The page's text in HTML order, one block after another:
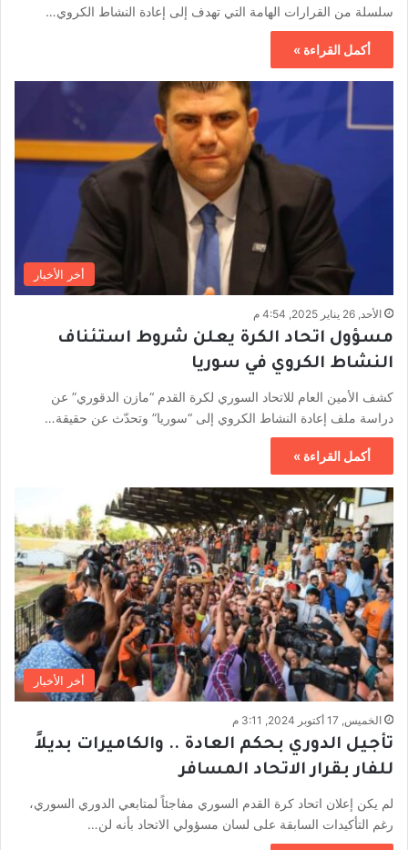
سلسلة من القرارات الهامة التي تهدف إلى إعادة النشاط الكروي…
أكمل القراءة »
أخر الأخبار
الأحد, 26 يناير 2025, 4:54 م
مسؤول اتحاد الكرة يعلن شروط استئناف
النشاط الكروي في سوريا
كشف الأمين العام للاتحاد السوري لكرة القدم “مازن الدقوري” عن
دراسة ملف إعادة النشاط الكروي إلى “سوريا” وتحدّث عن حقيقة…
أكمل القراءة »
أخر الأخبار
الخميس, 17 أكتوبر 2024, 3:11 م
تأجيل الدوري بحكم العادة .. والكاميرات بديلاً
للفار بقرار الاتحاد المسافر
لم يكن إعلان اتحاد كرة القدم السوري مفاجئاً لمتابعي الدوري السوري،
رغم التأكيدات السابقة على لسان مسؤولي الاتحاد بأنه لن…